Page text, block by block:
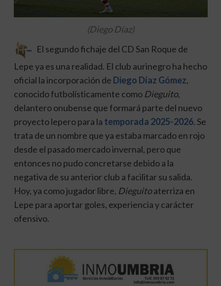
(Diego Díaz)
El segundo fichaje del CD San Roque de
Lepe ya es una realidad. El club aurinegro ha hecho
oficial la incorporación de Diego Díaz Gómez,
conocido futbolísticamente como Dieguito,
delantero onubense que formará parte del nuevo
proyecto lepero para la temporada 2025-2026. Se
trata de un nombre que ya estaba marcado en rojo
desde el pasado mercado invernal, pero que
entonces no pudo concretarse debido a la
negativa de su anterior club a facilitar su salida.
Hoy, ya como jugador libre, Dieguitoaterriza en
Lepe para aportar goles, experiencia y carácter
ofensivo.